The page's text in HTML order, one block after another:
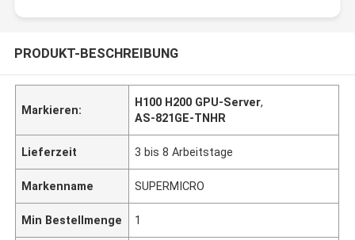
PRODUKT-BESCHREIBUNG
Markieren:
H100 H200 GPU-Server,
AS-821GE-TNHR
Lieferzeit 3 bis 8 Arbeitstage
Markenname SUPERMICRO
Min Bestellmenge 1